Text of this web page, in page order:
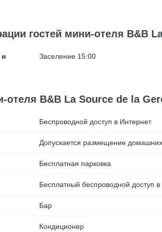
гостей мини-отеля B&B
и
Заселение 15:00
отеля B&B La Source de la
Беспроводной доступ в Интернет
Допускается размещение
Бесплатная парковка
Бесплатный беспроводной доступ
Бар
Кондиционер